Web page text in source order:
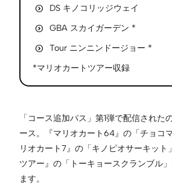
DS キノコリッジウェイ
GBA スカイガーデン *
Tour ニンニンドージョー *
*マリオカートツアー収録
「コース追加パス」第1弾で配信された
ース。『マリオカート64』の「チョコ
リオカート7』の「キノピオサーキット
ツアー』の「トーキョースクランブル
ます。